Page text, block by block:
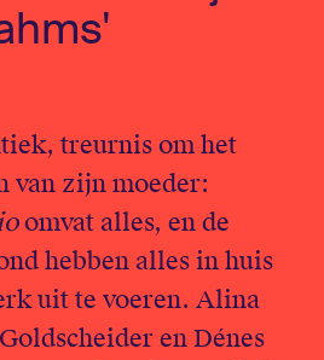
treurnis om het
van zijn moeder:
omvat alles, en de
hebben alles in huis
uit te voeren. Alina
en Dénes